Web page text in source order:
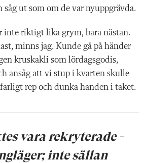
ut som om de var nyuppgrävda.
inte riktigt lika grym, bara nästan.
minns jag. Kunde gå på händer
kruskakli som lördagsgodis,
ansåg att vi stup i kvarten skulle
rep och dunka handen i taket.
vara rekryterade
inte sällan